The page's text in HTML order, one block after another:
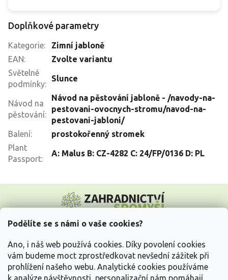
Podělíte se s námi o vaše cookies?
Ano, i náš web používá cookies. Díky povolení cookies
vám budeme moct zprostředkovat nevšední zážitek při
prohlížení našeho webu. Analytické cookies používáme
k analýze návštěvnosti, personalizační nám pomáhají
Doplňkové parametry
Kategorie:
Zimní jabloně
EAN:
Zvolte variantu
Světelné
podmínky:
Slunce
Návod na
pěstování:
Návod na pěstování jabloně - /navody-na-
pestovani-ovocnych-stromu/navod-na-
pestovani-jabloni/
Balení:
prostokořenný stromek
Plant
Passport:
A: Malus B: CZ-4282 C: 24/FP/0136 D: PL
p
Vše o nákupu
Informace pro Vás